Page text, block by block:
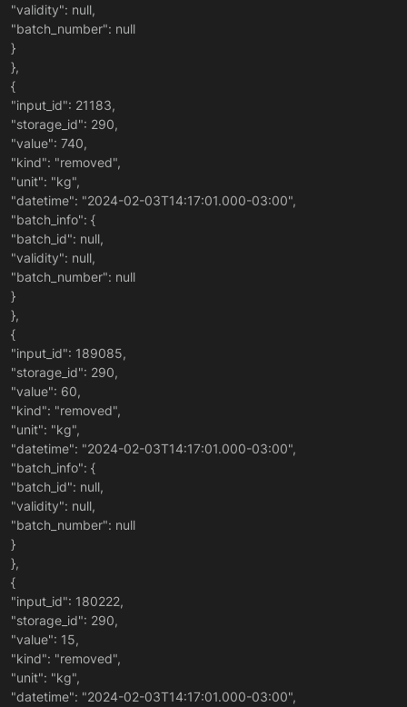
"validity": null,
"batch_number": null
}
},
{
"input_id": 21183,
"storage_id": 290,
"value": 740,
"kind": "removed",
"unit": "kg",
"datetime": "2024-02-03T14:17:01.000-03:00",
"batch_info": {
"batch_id": null,
"validity": null,
"batch_number": null
}
},
{
"input_id": 189085,
"storage_id": 290,
"value": 60,
"kind": "removed",
"unit": "kg",
"datetime": "2024-02-03T14:17:01.000-03:00",
"batch_info": {
"batch_id": null,
"validity": null,
"batch_number": null
}
},
{
"input_id": 180222,
"storage_id": 290,
"value": 15,
"kind": "removed",
"unit": "kg",
"datetime": "2024-02-03T14:17:01.000-03:00",